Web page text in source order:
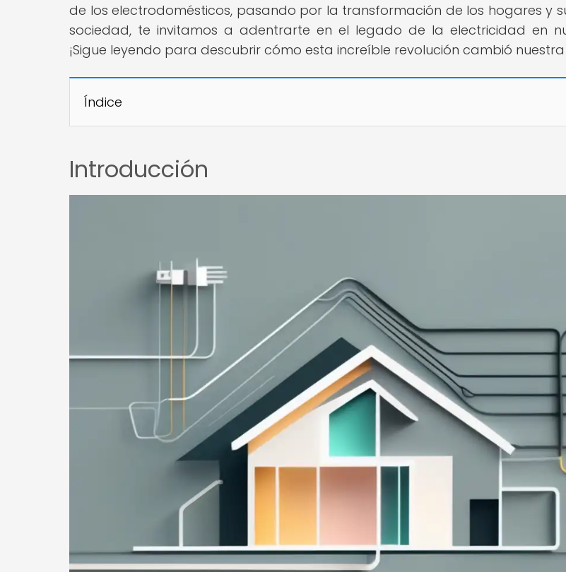
de los electrodomésticos, pasando por la transformación de los hogares y
sociedad, te invitamos a adentrarte en el legado de la electricidad en
¡Sigue leyendo para descubrir cómo esta increíble revolución cambió
Índice
Introducción